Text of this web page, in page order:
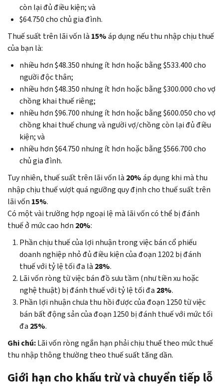
còn lại đủ điều kiện; và
$64.750 cho chủ gia đình.
Thuế suất trên lãi vốn là 15%áp dụng nếu thu nhập chịu thuế
của bạn là:
nhiều hơn $48.350 nhưng ít hơn hoặc bằng $533.400 cho
người độc thân;
nhiều hơn $48.350 nhưng ít hơn hoặc bằng $300.000 cho vợ
chồng khai thuế riêng;
nhiều hơn $96.700 nhưng ít hơn hoặc bằng $600.050 cho vợ
chồng khai thuế chung và người vợ/chồng còn lại đủ điều
kiện; và
nhiều hơn $64.750 nhưng ít hơn hoặc bằng $566.700 cho
chủ gia đình.
Tuy nhiên, thuế suất trên lãi vốn là 20%áp dụng khi mà thu
nhập chịu thuế vượt quá ngưỡng quy định cho thuế suất trên
lãi vốn 15%.
Có một vài trường hợp ngoại lệ mà lãi vốn có thể bị đánh
thuế ở mức cao hơn 20%:
Phần chịu thuế của lợi nhuận trong việc bán cổ phiếu
doanh nghiệp nhỏ đủ điều kiện của đoạn 1202 bị đánh
thuế với tỷ lệ tối đa là 28%.
Lãi vốn ròng từ việc bán đồ sưu tầm (như tiền xu hoặc
nghệ thuật) bị đánh thuế với tỷ lệ tối đa 28%.
Phần lợi nhuận chưa thu hồi được của đoạn 1250 từ việc
bán bất động sản của đoạn 1250 bị đánh thuế với mức tối
đa 25%.
Ghi chú:Lãi vốn ròng ngắn hạn phải chịu thuế theo mức thuế
thu nhập thông thường theo thuế suất tăng dần.
Giới hạn cho khấu trừ và chuyển tiếp lỗ